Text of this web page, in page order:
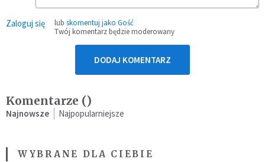
Zaloguj się lub skomentuj jako Gość
Twój komentarz będzie moderowany
DODAJ KOMENTARZ
Komentarze ()
Najnowsze Najpopularniejsze
WYBRANE DLA CIEBIE